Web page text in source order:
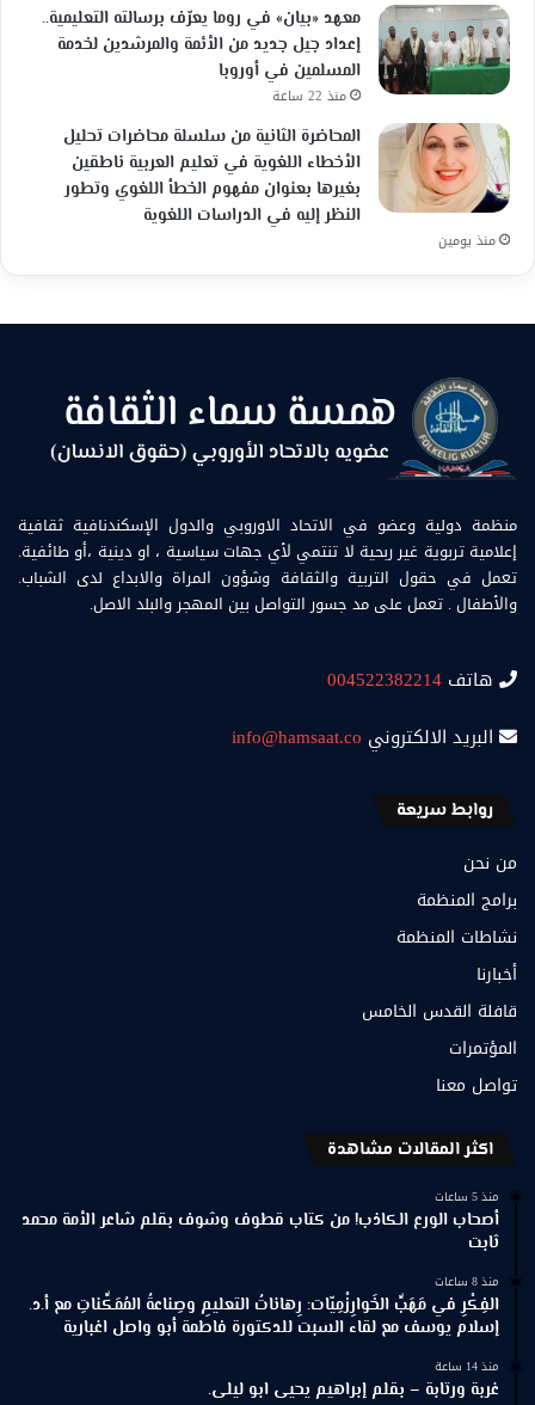
معهد «بيان» في روما يعرّف برسالته التعليمية..
إعداد جيل جديد من الأئمة والمرشدين لخدمة
المسلمين في أوروبا
منذ 22 ساعة
المحاضرة الثانية من سلسلة محاضرات تحليل
الأخطاء اللغوية في تعليم العربية ناطقين
بغيرها بعنوان مفهوم الخطأ اللغوي وتطور
النظر إليه في الدراسات اللغوية
منذ يومين
منظمة دولية وعضو في الاتحاد الاوروبي والدول الإسكندنافية ثقافية
إعلامية تربوية غير ربحية لا تنتمي لأي جهات سياسية ، او دينية ،أو طائفية.
تعمل في حقول التربية والثقافة وشؤون المراة والابداع لدى الشباب.
والأطفال . تعمل على مد جسور التواصل بين المهجر والبلد الاصل.
هاتف 004522382214
البريد الالكتروني info@hamsaat.co
روابط سريعة
من نحن
برامج المنظمة
نشاطات المنظمة
أخبارنا
قافلة القدس الخامس
المؤتمرات
تواصل معنا
اكثر المقالات مشاهدة
منذ 5 ساعات
أصحاب الورع الكاذب! من كتاب قطوف وشوف بقلم شاعر الأمة محمد
ثابت
منذ 8 ساعات
الفِكْرِ في مَهَبِّ الخَوارِزْمِيّات: رِهاناتُ التعليمِ وصِناعةُ المُمَكِّناتِ مع أ.د.
إسلام يوسف مع لقاء السبت للدكتورة فاطمة أبو واصل اغبارية
منذ 14 ساعة
غربة ورتابة – بقلم إبراهيم يحيى ابو ليلى.